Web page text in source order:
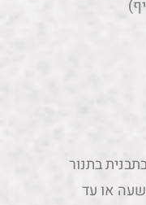
בתנור
לחצי שעה או עד